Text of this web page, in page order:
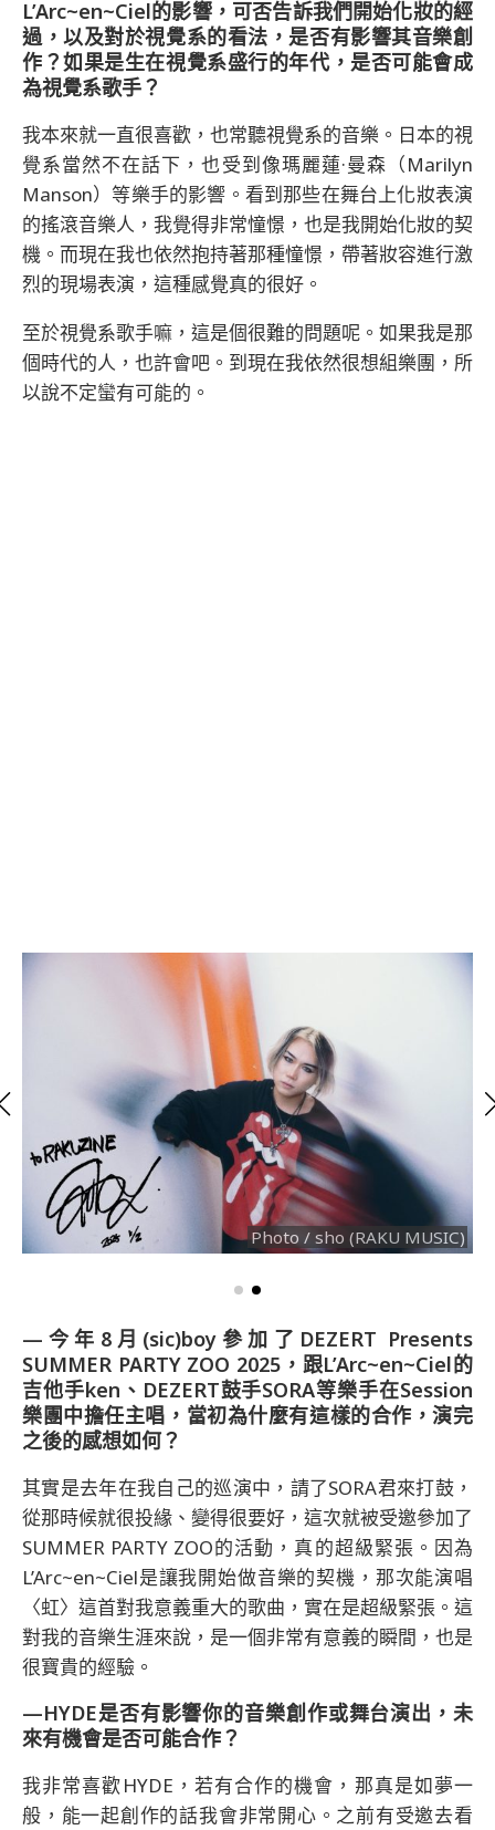
L’Arc~en~Ciel的影響，可否告訴我們開始化妝的經
過，以及對於視覺系的看法，是否有影響其音樂創
作？如果是生在視覺系盛行的年代，是否可能會成
為視覺系歌手？
我本來就一直很喜歡，也常聽視覺系的音樂。日本的視
覺系當然不在話下，也受到像瑪麗蓮·曼森（Marilyn
Manson）等樂手的影響。看到那些在舞台上化妝表演
的搖滾音樂人，我覺得非常憧憬，也是我開始化妝的契
機。而現在我也依然抱持著那種憧憬，帶著妝容進行激
烈的現場表演，這種感覺真的很好。
至於視覺系歌手嘛，這是個很難的問題呢。如果我是那
個時代的人，也許會吧。到現在我依然很想組樂團，所
以說不定蠻有可能的。
Photo / sho (RAKU MUSIC)
—今年8月(sic)boy參加了DEZERT Presents
SUMMER PARTY ZOO 2025，跟L’Arc~en~Ciel的
吉他手ken、DEZERT鼓手SORA等樂手在Session
樂團中擔任主唱，當初為什麼有這樣的合作，演完
之後的感想如何？
其實是去年在我自己的巡演中，請了SORA君來打鼓，
從那時候就很投緣、變得很要好，這次就被受邀參加了
SUMMER PARTY ZOO的活動，真的超級緊張。因為
L’Arc~en~Ciel是讓我開始做音樂的契機，那次能演唱
〈虹〉這首對我意義重大的歌曲，實在是超級緊張。這
對我的音樂生涯來說，是一個非常有意義的瞬間，也是
很寶貴的經驗。
—HYDE是否有影響你的音樂創作或舞台演出，未
來有機會是否可能合作？
我非常喜歡HYDE，若有合作的機會，那真是如夢一
般，能一起創作的話我會非常開心。之前有受邀去看